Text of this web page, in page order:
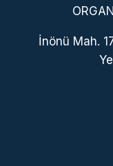
İnönü Mah.